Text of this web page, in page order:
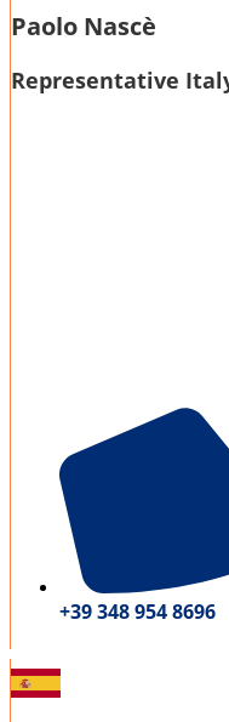
Paolo Nascè
Representative
+39 348 954 8696